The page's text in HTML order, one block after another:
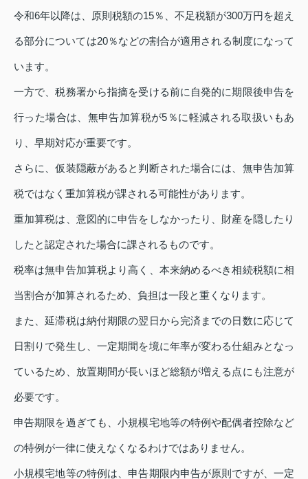
令和6年以降は、原則税額の15％、不足税額が300万円を超え
る部分については20％などの割合が適用される制度になって
います。
一方で、税務署から指摘を受ける前に自発的に期限後申告を
行った場合は、無申告加算税が5％に軽減される取扱いもあ
り、早期対応が重要です。
さらに、仮装隠蔽があると判断された場合には、無申告加算
税ではなく重加算税が課される可能性があります。
重加算税は、意図的に申告をしなかったり、財産を隠したり
したと認定された場合に課されるものです。
税率は無申告加算税より高く、本来納めるべき相続税額に相
当割合が加算されるため、負担は一段と重くなります。
また、延滞税は納付期限の翌日から完済までの日数に応じて
日割りで発生し、一定期間を境に年率が変わる仕組みとなっ
ているため、放置期間が長いほど総額が増える点にも注意が
必要です。
申告期限を過ぎても、小規模宅地等の特例や配偶者控除など
の特例が一律に使えなくなるわけではありません。
小規模宅地等の特例は、申告期限内申告が原則ですが、一定